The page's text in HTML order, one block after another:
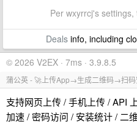
Per wxyrrcj's
Dealsinfo, including
© 2026 V2EX · 7ms · 3.9.8.5
蒲公英 - 🚀上传App→生成二维码→扫码
支持网页上传 / 手机上传 / API
加速 / 密码访问 / 安装统计 / 二